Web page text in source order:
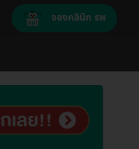
จองคลินิก รพ